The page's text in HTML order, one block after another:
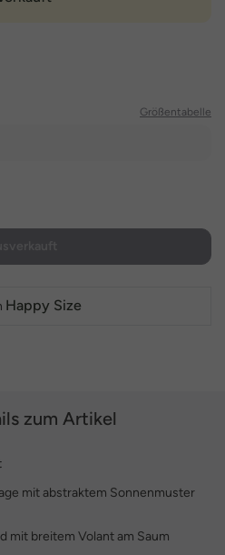
Größentabelle
Happy Size
zum Artikel
mit abstraktem Sonnenmuster
mit breitem Volant am Saum